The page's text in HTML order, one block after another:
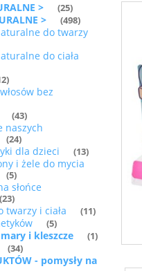
> (25)
> (498)
do twarzy
do ciała
bez
(43)
naszych
(24)
dla dzieci (13)
i żele do mycia
(5)
słońce
(23)
twarzy i ciała (11)
(5)
i kleszcze (1)
(34)
- pomysły na